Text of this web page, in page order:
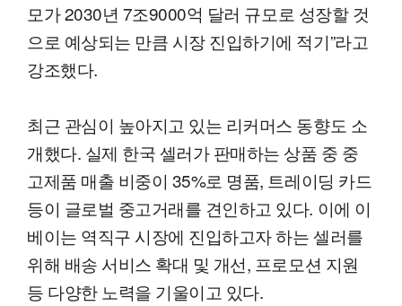
모가 2030년 7조9000억 달러 규모로 성장할 것
으로 예상되는 만큼 시장 진입하기에 적기”라고
강조했다.
최근 관심이 높아지고 있는 리커머스 동향도 소
개했다. 실제 한국 셀러가 판매하는 상품 중 중
고제품 매출 비중이 35%로 명품, 트레이딩 카드
등이 글로벌 중고거래를 견인하고 있다. 이에 이
베이는 역직구 시장에 진입하고자 하는 셀러를
위해 배송 서비스 확대 및 개선, 프로모션 지원
등 다양한 노력을 기울이고 있다.